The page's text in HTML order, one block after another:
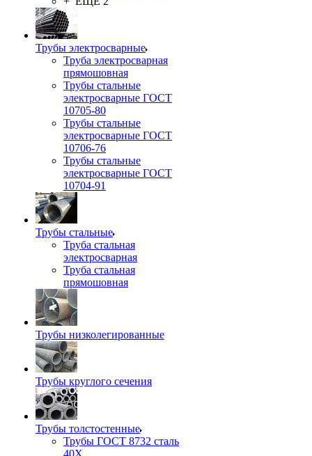
Трубы электросварные
Труба электросварная
прямошовная
Трубы стальные
электросварные ГОСТ
10705-80
Трубы стальные
электросварные ГОСТ
10706-76
Трубы стальные
электросварные ГОСТ
10704-91
Трубы стальные
Труба стальная
электросварная
Труба стальная
прямошовная
Трубы низколегированные
Трубы круглого сечения
Трубы толстостенные
Трубы ГОСТ 8732 сталь
40Х